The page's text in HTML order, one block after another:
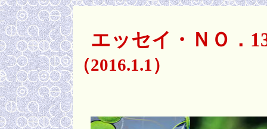
エッセイ・ＮＯ
（2016.1.1）